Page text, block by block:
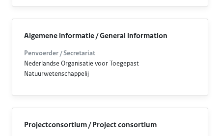
Algemene informatie / General information
Penvoerder / Secretariat
Nederlandse Organisatie voor Toegepast
Natuurwetenschappelij
Projectconsortium / Project consortium